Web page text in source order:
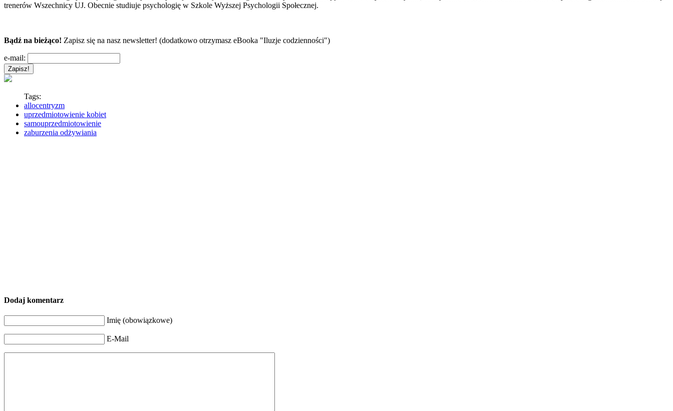
trenerów Wszechnicy UJ. Obecnie studiuje psychologię w Szkole Wyższej Psychologii Społecznej.
Bądź na bieżąco! Zapisz się na nasz newsletter! (dodatkowo otrzymasz eBooka "Iluzje codzienności")
e-mail:
Tags:
allocentryzm
uprzedmiotowienie kobiet
samouprzedmiotowienie
zaburzenia odżywiania
Dodaj komentarz
Imię (obowiązkowe)
E-Mail